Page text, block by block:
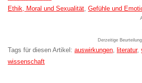
Kategorien:
Ethik, Moral und Sexualität Gefühle und
Derzeitige
Tags für diesen Artikel: auswirkungen literatur,
wissenschaft